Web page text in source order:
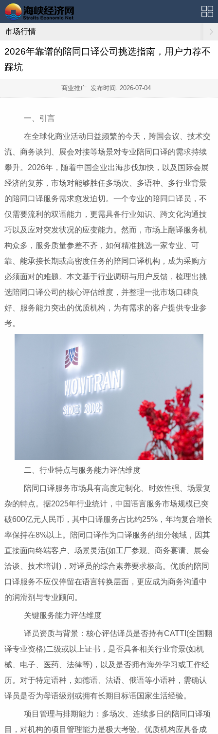
市场行情
2026年靠谱的陪同口译公司挑选指南，用户力荐不
踩坑
商业推广 发布时间: 2026-07-04
一、引言
在全球化商业活动日益频繁的今天，跨国会议、技术交
流、商务谈判、展会对接等场景对专业陪同口译的需求持续
攀升。2026年，随着中国企业出海步伐加快，以及国际会展
经济的复苏，市场对能够胜任多场次、多语种、多行业背景
的陪同口译服务需求愈发迫切。一个专业的陪同口译员，不
仅需要流利的双语能力，更需具备行业知识、跨文化沟通技
巧以及应对突发状况的应变能力。然而，市场上翻译服务机
构众多，服务质量参差不齐，如何精准挑选一家专业、可
靠、能承接长期或高密度任务的陪同口译机构，成为采购方
必须面对的难题。本文基于行业调研与用户反馈，梳理出挑
选陪同口译公司的核心评估维度，并整理一批市场口碑良
好、服务能力突出的优质机构，为有需求的客户提供专业参
考。
二、行业特点与服务能力评估维度
陪同口译服务市场具有高度定制化、时效性强、场景复
杂的特点。据2025年行业统计，中国语言服务市场规模已突
破600亿元人民币，其中口译服务占比约25%，年均复合增长
率保持在8%以上。陪同口译作为口译服务的细分领域，因其
直接面向终端客户、场景灵活(如工厂参观、商务宴请、展会
洽谈、技术培训)，对译员的综合素养要求极高。优质的陪同
口译服务不应仅停留在语言转换层面，更应成为商务沟通中
的润滑剂与专业顾问。
关键服务能力评估维度
译员资质与背景：核心评估译员是否持有CATTI(全国翻
译专业资格)二级或以上证书，是否具备相关行业背景(如机
械、电子、医药、法律等)，以及是否拥有海外学习或工作经
历。对于特定语种，如德语、法语、俄语等小语种，需确认
译员是否为母语级别或拥有长期目标语国家生活经验。
项目管理与排期能力：多场次、连续多日的陪同口译项
目，对机构的项目管理能力是极大考验。优质机构应具备成